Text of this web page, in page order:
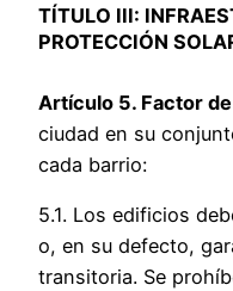
TÍTULO III:
PROTECCIÓN
Artículo 5. Factor
ciudad en su
cada barrio:
5.1. Los edificios
o, en su defecto,
transitoria. Se